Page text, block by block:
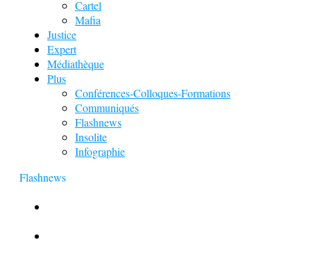
Cartel
Mafia
Justice
Expert
Médiathèque
Plus
Conférences-Colloques-Formations
Communiqués
Flashnews
Insolite
Infographie
Flashnews